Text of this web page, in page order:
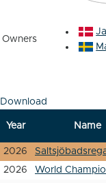
Owners
Download
Year Name
2026
2026
World